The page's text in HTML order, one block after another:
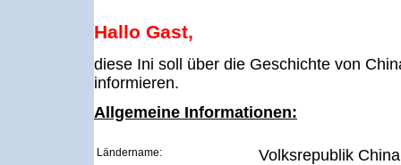
Hallo Gast,
diese Ini soll über die Geschichte von
informieren.
Allgemeine Informationen:
Ländername:
Volksrepublik